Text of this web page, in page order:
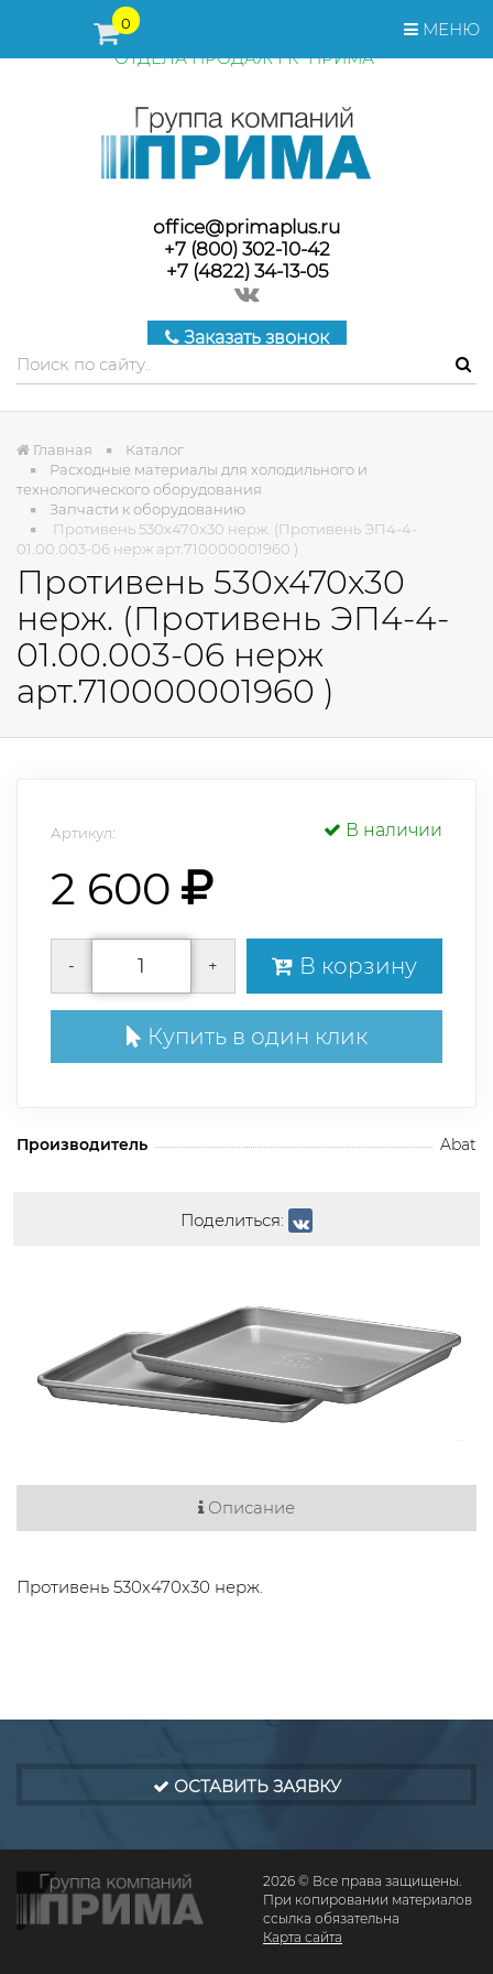
МЕНЮ
0
ПЕРЕД ОФОРМЛЕНИЕМ ЗАКАЗА, СТОИМОСТЬ И СРОКИ
ПОСТАВКИ ТОВАРА УТОЧНЯЙТЕ У МЕНЕДЖЕРОВ
ОТДЕЛА ПРОДАЖ ГК "ПРИМА"
office@primaplus.ru
+7 (800) 302-10-42
+7 (4822) 34-13-05
Заказать звонок
Главная
Каталог
Расходные материалы для холодильного и
технологического оборудования
Запчасти к оборудованию
Противень 530х470х30 нерж. (Противень ЭП4-4-
01.00.003-06 нерж арт.710000001960 )
Противень 530х470х30
нерж. (Противень ЭП4-4-
01.00.003-06 нерж
арт.710000001960 )
Артикул: В наличии
2 600
- + В корзину
Купить в один клик
Производитель Abat
Поделиться:
Описание
Противень 530х470х30 нерж.
ОСТАВИТЬ ЗАЯВКУ
2026 © Все права защищены.
При копировании материалов
ссылка обязательна
Карта сайта